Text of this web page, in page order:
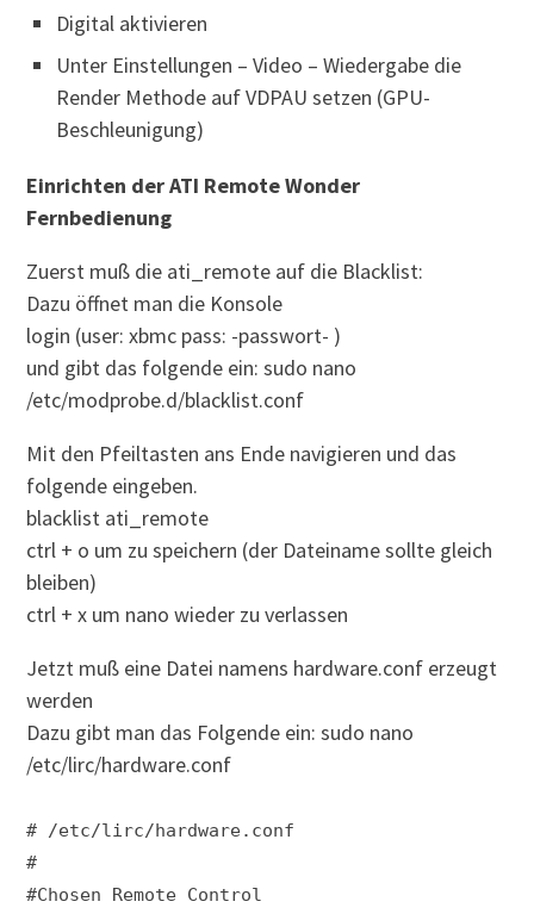
Digital aktivieren
Unter Einstellungen – Video – Wiedergabe die
Render Methode auf VDPAU setzen (GPU-
Beschleunigung)
Einrichten der ATI Remote Wonder
Fernbedienung
Zuerst muß die ati_remote auf die Blacklist:
Dazu öffnet man die Konsole
login (user: xbmc pass: -passwort- )
und gibt das folgende ein: sudo nano
/etc/modprobe.d/blacklist.conf
Mit den Pfeiltasten ans Ende navigieren und das
folgende eingeben.
blacklist ati_remote
ctrl + o um zu speichern (der Dateiname sollte gleich
bleiben)
ctrl + x um nano wieder zu verlassen
Jetzt muß eine Datei namens hardware.conf erzeugt
werden
Dazu gibt man das Folgende ein: sudo nano
/etc/lirc/hardware.conf
# /etc/lirc/hardware.conf
#
#Chosen Remote Control